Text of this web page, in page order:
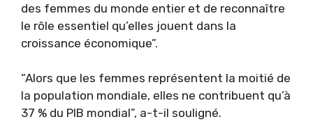
des femmes du monde entier et de reconnaître
le rôle essentiel qu’elles jouent dans la
croissance économique”.
“Alors que les femmes représentent la moitié de
la population mondiale, elles ne contribuent qu’à
37 % du PIB mondial”, a-t-il souligné.